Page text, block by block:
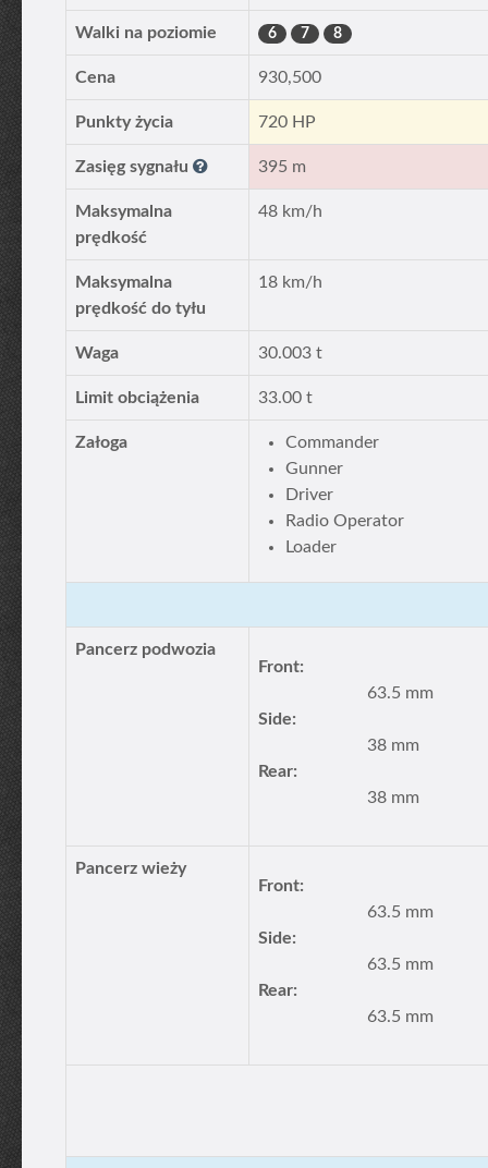
Walki na poziomie 6 7 8
Cena 930,500
Punkty życia 720 HP
Zasięg sygnału 395 m
Maksymalna
prędkość
48 km/h
Maksymalna
prędkość do tyłu
18 km/h
Waga 30.003 t
Limit obciążenia 33.00 t
Załoga
Commander
Gunner
Driver
Radio Operator
Loader
Pancerz podwozia
Front:
63.5 mm
Side:
38 mm
Rear:
38 mm
Pancerz wieży
Front:
63.5 mm
Side:
63.5 mm
Rear:
63.5 mm